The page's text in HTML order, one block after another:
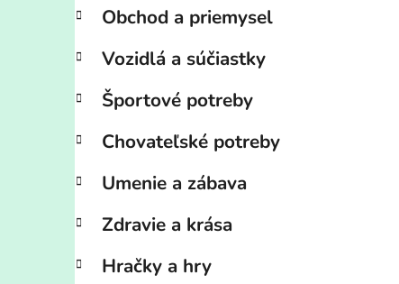
Obchod a priemysel
Vozidlá a súčiastky
Športové potreby
Chovateľské potreby
Umenie a zábava
Zdravie a krása
Hračky a hry